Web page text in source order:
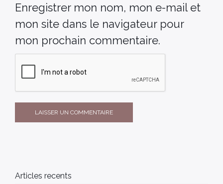
Enregistrer mon nom, mon e-mail et
mon site dans le navigateur pour
mon prochain commentaire.
Articles recents